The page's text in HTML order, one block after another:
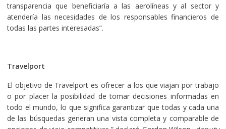
transparencia que beneficiaría a las aerolíneas y al sector y
atendería las necesidades de los responsables financieros de
todas las partes interesadas”.
Travelport
El objetivo de Travelport es ofrecer a los que viajan por trabajo
o por placer la posibilidad de tomar decisiones informadas en
todo el mundo, lo que significa garantizar que todas y cada una
de las búsquedas generan una vista completa y comparable de